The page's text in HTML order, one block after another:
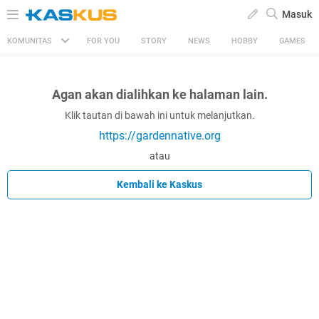
Masuk
KOMUNITAS FOR YOU STORY NEWS HOBBY GAMES
Agan akan dialihkan ke halaman lain.
Klik tautan di bawah ini untuk melanjutkan.
https://gardennative.org
atau
Kembali ke Kaskus